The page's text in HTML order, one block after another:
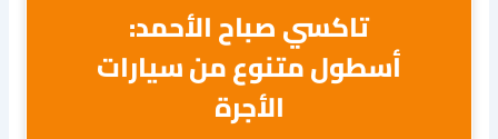
تاكسي صباح الأحمد:
أسطول متنوع من سيارات
الأجرة